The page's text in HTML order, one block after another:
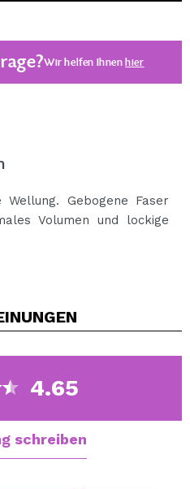
Wir helfen Ihnenhier
Wellung. Gebogene Faser
Volumen und lockige
4.65
schreiben